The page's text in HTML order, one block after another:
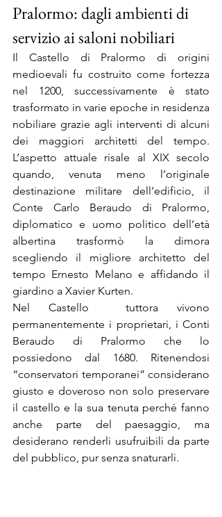
Pralormo: dagli ambienti di
servizio ai saloni nobiliari
Il Castello di Pralormo di origini
medioevali fu costruito come fortezza
nel 1200, successivamente è stato
trasformato in varie epoche in residenza
nobiliare grazie agli interventi di alcuni
dei maggiori architetti del tempo.
L’aspetto attuale risale al XIX secolo
quando, venuta meno l’originale
destinazione militare dell’edificio, il
Conte Carlo Beraudo di Pralormo,
diplomatico e uomo politico dell’età
albertina trasformò la dimora
scegliendo il migliore architetto del
tempo Ernesto Melano e affidando il
giardino a Xavier Kurten.
Nel Castello  tuttora vivono
permanentemente i proprietari, i Conti
Beraudo di Pralormo che lo
possiedono dal 1680. Ritenendosi
“conservatori temporanei” considerano
giusto e doveroso non solo preservare
il castello e la sua tenuta perché fanno
anche parte del paesaggio, ma
desiderano renderli usufruibili da parte
del pubblico, pur senza snaturarli.